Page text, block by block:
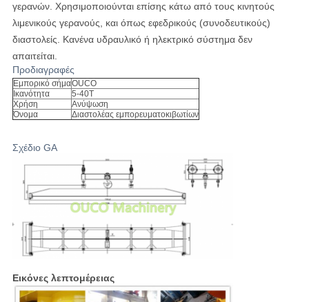
γερανών. Χρησιμοποιούνται επίσης κάτω από τους κινητούς
λιμενικούς γερανούς, και όπως εφεδρικούς (συνοδευτικούς)
διαστολείς. Κανένα υδραυλικό ή ηλεκτρικό σύστημα δεν
απαιτείται.
Προδιαγραφές
Εμπορικό σήμαOUCO
Ικανότητα
5-40T
Χρήση
Ανύψωση
Όνομα
Διαστολέας εμπορευματοκιβωτίων
Σχέδιο GA
Εικόνες λεπτομέρειας